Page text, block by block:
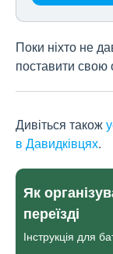
Поки ніхто не
поставити свою
Дивіться також
в Давидківцях.
Як
переїзді
Інструкція для